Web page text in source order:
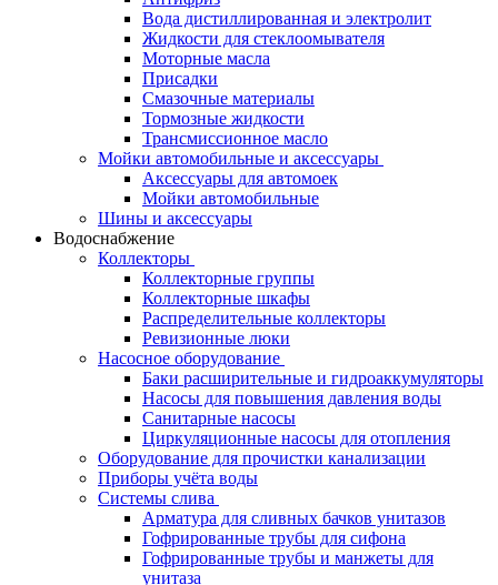
Вода дистиллированная и электролит
Жидкости для стеклоомывателя
Моторные масла
Присадки
Смазочные материалы
Тормозные жидкости
Трансмиссионное масло
Мойки автомобильные и аксессуары
Аксессуары для автомоек
Мойки автомобильные
Шины и аксессуары
Водоснабжение
Коллекторы
Коллекторные группы
Коллекторные шкафы
Распределительные коллекторы
Ревизионные люки
Насосное оборудование
Баки расширительные и гидроаккумуляторы
Насосы для повышения давления воды
Санитарные насосы
Циркуляционные насосы для отопления
Оборудование для прочистки канализации
Приборы учёта воды
Системы слива
Арматура для сливных бачков унитазов
Гофрированные трубы для сифона
Гофрированные трубы и манжеты для
унитаза